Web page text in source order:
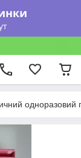
одноразовий